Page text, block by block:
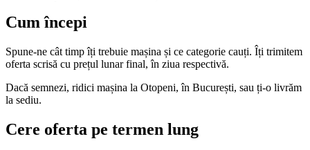
Cum începi
Spune-ne cât timp îți trebuie mașina și ce categorie cauți. Îți trimitem
oferta scrisă cu prețul lunar final, în ziua respectivă.
Dacă semnezi, ridici mașina la Otopeni, în București, sau ți-o livrăm
la sediu.
Cere oferta pe termen lung